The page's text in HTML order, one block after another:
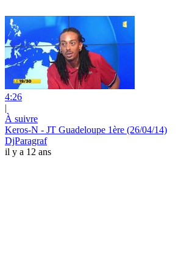
4:26
|
À suivre
Keros-N - JT Guadeloupe 1ère (26/04/14)
DjParagraf
il y a 12 ans